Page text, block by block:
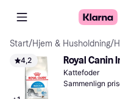
Start/Hjem & Husholdning/
4,2 Royal Canin
Kattefoder
Sammenlign